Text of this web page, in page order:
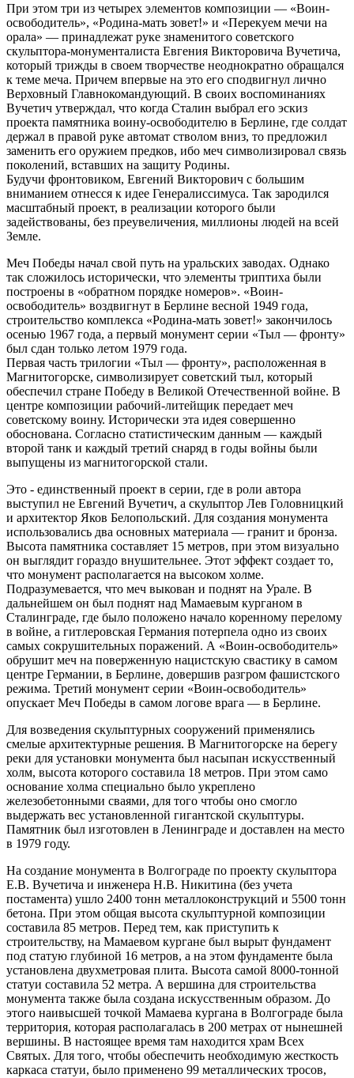
При этом три из четырех элементов композиции — «Воин-
освободитель», «Родина-мать зовет!» и «Перекуем мечи на
орала» — принадлежат руке знаменитого советского
скульптора-монументалиста Евгения Викторовича Вучетича,
который трижды в своем творчестве неоднократно обращался
к теме меча. Причем впервые на это его сподвигнул лично
Верховный Главнокомандующий. В своих воспоминаниях
Вучетич утверждал, что когда Сталин выбрал его эскиз
проекта памятника воину-освободителю в Берлине, где солдат
держал в правой руке автомат стволом вниз, то предложил
заменить его оружием предков, ибо меч символизировал связь
поколений, вставших на защиту Родины.
Будучи фронтовиком, Евгений Викторович с большим
вниманием отнесся к идее Генералиссимуса. Так зародился
масштабный проект, в реализации которого были
задействованы, без преувеличения, миллионы людей на всей
Земле.
Меч Победы начал свой путь на уральских заводах. Однако
так сложилось исторически, что элементы триптиха были
построены в «обратном порядке номеров». «Воин-
освободитель» воздвигнут в Берлине весной 1949 года,
строительство комплекса «Родина-мать зовет!» закончилось
осенью 1967 года, а первый монумент серии «Тыл — фронту»
был сдан только летом 1979 года.
Первая часть трилогии «Тыл — фронту», расположенная в
Магнитогорске, символизирует советский тыл, который
обеспечил стране Победу в Великой Отечественной войне. В
центре композиции рабочий-литейщик передает меч
советскому воину. Исторически эта идея совершенно
обоснована. Согласно статистическим данным — каждый
второй танк и каждый третий снаряд в годы войны были
выпущены из магнитогорской стали.
Это - единственный проект в серии, где в роли автора
выступил не Евгений Вучетич, а скульптор Лев Головницкий
и архитектор Яков Белопольский. Для создания монумента
использовались два основных материала — гранит и бронза.
Высота памятника составляет 15 метров, при этом визуально
он выглядит гораздо внушительнее. Этот эффект создает то,
что монумент располагается на высоком холме.
Подразумевается, что меч выкован и поднят на Урале. В
дальнейшем он был поднят над Мамаевым курганом в
Сталинграде, где было положено начало коренному перелому
в войне, а гитлеровская Германия потерпела одно из своих
самых сокрушительных поражений. А «Воин-освободитель»
обрушит меч на поверженную нацистскую свастику в самом
центре Германии, в Берлине, довершив разгром фашистского
режима. Третий монумент серии «Воин-освободитель»
опускает Меч Победы в самом логове врага — в Берлине.
Для возведения скульптурных сооружений применялись
смелые архитектурные решения. В Магнитогорске на берегу
реки для установки монумента был насыпан искусственный
холм, высота которого составила 18 метров. При этом само
основание холма специально было укреплено
железобетонными сваями, для того чтобы оно смогло
выдержать вес установленной гигантской скульптуры.
Памятник был изготовлен в Ленинграде и доставлен на место
в 1979 году.
На создание монумента в Волгограде по проекту скульптора
Е.В. Вучетича и инженера Н.В. Никитина (без учета
постамента) ушло 2400 тонн металлоконструкций и 5500 тонн
бетона. При этом общая высота скульптурной композиции
составила 85 метров. Перед тем, как приступить к
строительству, на Мамаевом кургане был вырыт фундамент
под статую глубиной 16 метров, а на этом фундаменте была
установлена двухметровая плита. Высота самой 8000-тонной
статуи составила 52 метра. А вершина для строительства
монумента также была создана искусственным образом. До
этого наивысшей точкой Мамаева кургана в Волгограде была
территория, которая располагалась в 200 метрах от нынешней
вершины. В настоящее время там находится храм Всех
Святых. Для того, чтобы обеспечить необходимую жесткость
каркаса статуи, было применено 99 металлических тросов,